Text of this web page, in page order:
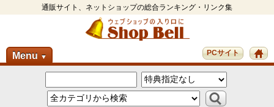
通販サイト、ネットショップの総合ランキング・リンク集
Menu ▼ PCサイト